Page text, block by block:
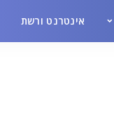
אינטרנט ורשת